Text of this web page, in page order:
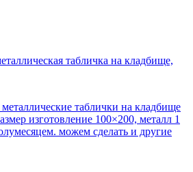
табличка на кладбище,
таблички на кладбище
изготовление 100×200, металл 1
можем сделать и другие